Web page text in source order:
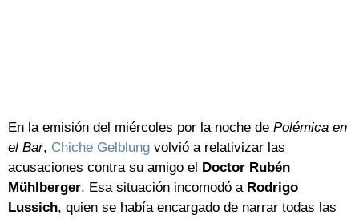
En la emisión del miércoles por la noche de Polémica en
el Bar, Chiche Gelblung volvió a relativizar las
acusaciones contra su amigo el Doctor Rubén
Mühlberger. Esa situación incomodó a Rodrigo
Lussich, quien se había encargado de narrar todas las